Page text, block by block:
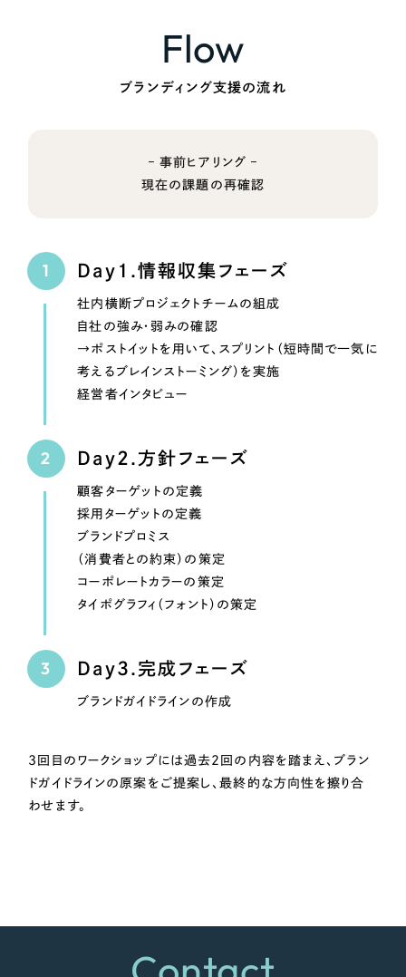
Flow
ブランディング支援の流れ
– 事前ヒアリング –
現在の課題の再確認
Day1.情報収集フェーズ
社内横断プロジェクトチームの組成
自社の強み・弱みの確認
→ポストイットを用いて、スプリント（短時間で一気に
考えるブレインストーミング）を実施
経営者インタビュー
Day2.方針フェーズ
顧客ターゲットの定義
採用ターゲットの定義
ブランドプロミス
（消費者との約束）の策定
コーポレートカラーの策定
タイポグラフィ（フォント）の策定
Day3.完成フェーズ
ブランドガイドラインの作成
3回目のワークショップには過去2回の内容を踏まえ、ブラン
ドガイドラインの原案をご提案し、最終的な方向性を擦り合
わせます。